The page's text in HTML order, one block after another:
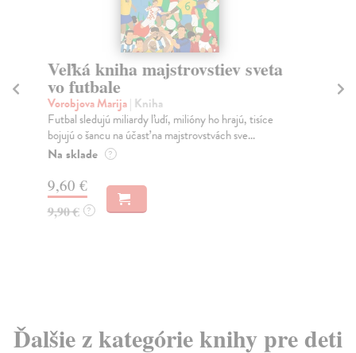
Veľká kniha majstrovstiev sveta
vo futbale
Vorobjova Marija| Kniha
Futbal sledujú miliardy ľudí, milióny ho hrajú, tisíce
bojujú o šancu na účasť na majstrovstvách sve...
Na sklade ?
9,60 €
9,90 € ?
Ďalšie z kategórie knihy pre deti